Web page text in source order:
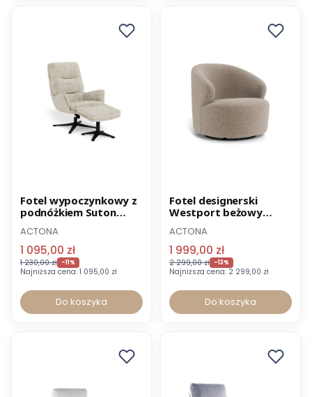
Promocja
Fotel wypoczynkowy z
podnóżkiem Suton
ACTONA
1 095,00 zł
1 230,00 zł -11%
Najniższa cena: 1 095,00 zł
Do koszyka
Promocja
Fotel designerski
Westport beżowy
ACTONA
1 999,00 zł
2 299,00 zł -13%
Najniższa cena: 2 299,00 zł
Do koszyka